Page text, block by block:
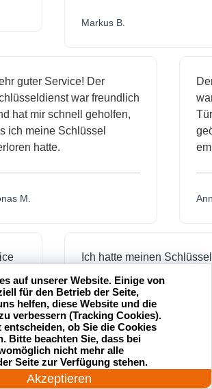
Markus B.
Sehr guter Service! Der
Schlüsseldienst war freundlich
und hat mir schnell geholfen,
als ich meine Schlüssel
verloren hatte.
Jonas M.
Ich hatte meinen Schlüssel
verloren und der
Schlüsseldienst war innerhalb
von 20 Minuten da, um mir zu
helfen. Toller Service!
Maria L.
Akzeptieren
auf unserer Website. Einige von
für den Betrieb der Seite,
helfen, diese Website und die
verbessern (Tracking Cookies).
entscheiden, ob Sie die Cookies
Bitte beachten Sie, dass bei
nicht mehr alle
Seite zur Verfügung stehen.